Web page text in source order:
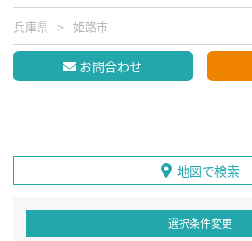
兵庫県 姫路市
お問合わせ
地図で検索
選択条件変更